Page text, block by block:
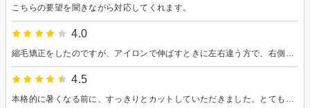
こちらの要望を聞きながら対応してくれます。
4.0
4.5